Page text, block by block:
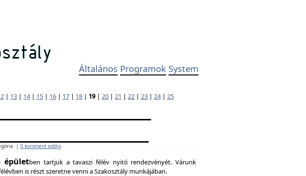
Általános Programok System
| 13 | 14| 15 | 16 | 17 | 18 | 19 | 20 | 21 | 22 | 23 | 24| 25
| 0 komment eddig
épületben tartjuk a tavaszi félév nyitó rendezvényét. Várunk
is részt szeretne venni a Szakosztály munkájában.